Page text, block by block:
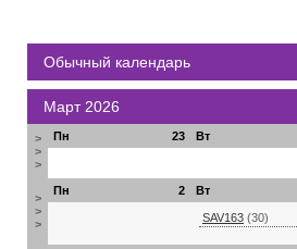
Обычный календарь
Март 2026
>
>
>
23
Пн Вт
>
>
>
2
Пн Вт
SAV163 (30)